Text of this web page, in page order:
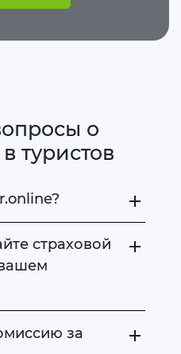
о
туристов
страховой
за